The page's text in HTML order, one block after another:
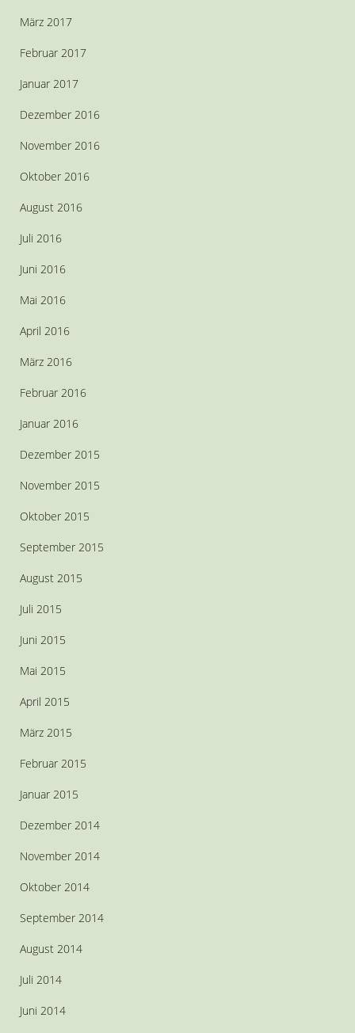
März 2017
Februar 2017
Januar 2017
Dezember 2016
November 2016
Oktober 2016
August 2016
Juli 2016
Juni 2016
Mai 2016
April 2016
März 2016
Februar 2016
Januar 2016
Dezember 2015
November 2015
Oktober 2015
September 2015
August 2015
Juli 2015
Juni 2015
Mai 2015
April 2015
März 2015
Februar 2015
Januar 2015
Dezember 2014
November 2014
Oktober 2014
September 2014
August 2014
Juli 2014
Juni 2014